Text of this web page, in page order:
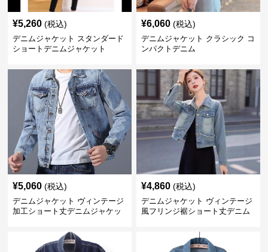
¥5,260 (税込)
デニムジャケット スタンダード
ショートデニムジャケット
¥6,060 (税込)
デニムジャケット クラシック コ
ンパクトデニム
¥5,060 (税込)
デニムジャケット ヴィンテージ
加工ショート丈デニムジャケッ
¥4,860 (税込)
デニムジャケット ヴィンテージ
風フリンジ裾ショート丈デニム